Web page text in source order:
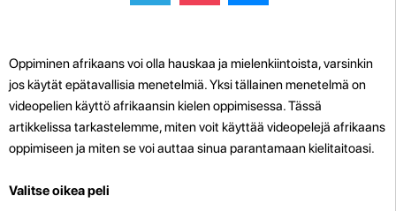
Oppiminen afrikaans voi olla hauskaa ja mielenkiintoista, varsinkin
jos käytät epätavallisia menetelmiä. Yksi tällainen menetelmä on
videopelien käyttö afrikaansin kielen oppimisessa. Tässä
artikkelissa tarkastelemme, miten voit käyttää videopelejä afrikaans
oppimiseen ja miten se voi auttaa sinua parantamaan kielitaitoasi.
Valitse oikea peli